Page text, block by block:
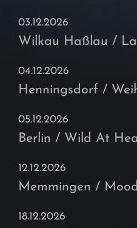
03.12.2026
Wilkau Haßlau /
04.12.2026
Henningsdorf /
05.12.2026
Berlin / Wild At
12.12.2026
Memmingen /
18.12.2026